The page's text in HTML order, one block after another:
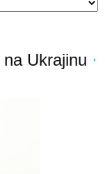
Ukrajinu